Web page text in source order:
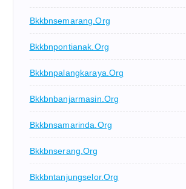
Bkkbnsemarang.org
Bkkbnpontianak.org
Bkkbnpalangkaraya.org
Bkkbnbanjarmasin.org
Bkkbnsamarinda.org
Bkkbnserang.org
Bkkbntanjungselor.org